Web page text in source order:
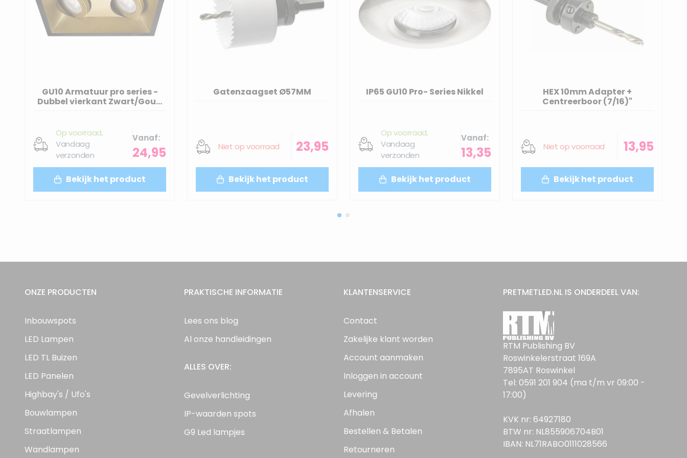
GU10 Armatuur pro series -
Dubbel vierkant Zwart/Goud
Op voorraad,
Vandaag
verzonden
Vanaf
24,95
Bekijk het product
Gatenzaagset Ø57MM
Niet op voorraad 23,95
Bekijk het product
IP65 GU10 Pro- Series Nikkel
Op voorraad,
Vandaag
verzonden
Vanaf
13,35
Bekijk het product
HEX 10mm Adapter +
Centreerboor (7/16)"
Niet op voorraad 13,95
Bekijk het product
ONZE PRODUCTEN
Inbouwspots
LED Lampen
LED TL Buizen
LED Panelen
Highbay's / Ufo's
Bouwlampen
Straatlampen
Wandlampen
PRAKTISCHE INFORMATIE
Lees ons blog
Al onze handleidingen
ALLES OVER:
Gevelverlichting
IP-waarden spots
G9 Led lampjes
KLANTENSERVICE
Contact
Zakelijke klant worden
Account aanmaken
Inloggen in account
Levering
Afhalen
Bestellen & Betalen
Retourneren
PRETMETLED.NL IS ONDERDEEL VAN:
RTM Publishing BV
Roswinkelerstraat 169A
7895AT Roswinkel
Tel: 0591 201 904 (ma t/m vr 09:00 -
17:00)
KVK nr: 64927180
BTW nr: NL855906704B01
IBAN: NL71RABO0111028566